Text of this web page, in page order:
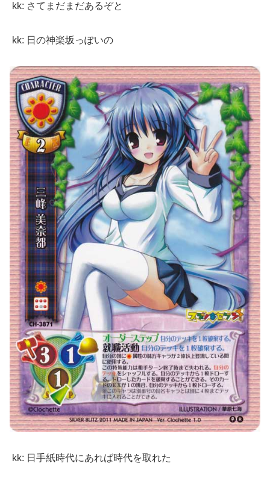
kk: さてまだまだあるぞと
kk: 日の神楽坂っぽいの
kk: 日手紙時代にあれば時代を取れた